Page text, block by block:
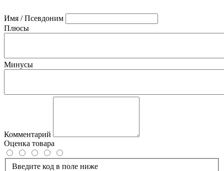
Имя / Псевдоним
Плюсы
Минусы
Комментарий
Оценка товара
Введите код в поле ниже